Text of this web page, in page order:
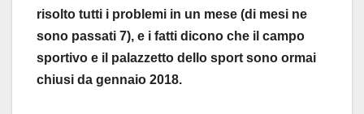
risolto tutti i problemi in un mese (di mesi ne
sono passati 7), e i fatti dicono che il campo
sportivo e il palazzetto dello sport sono ormai
chiusi da gennaio 2018.